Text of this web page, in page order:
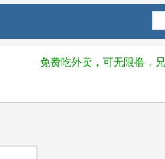
免费吃外卖，可无限撸，